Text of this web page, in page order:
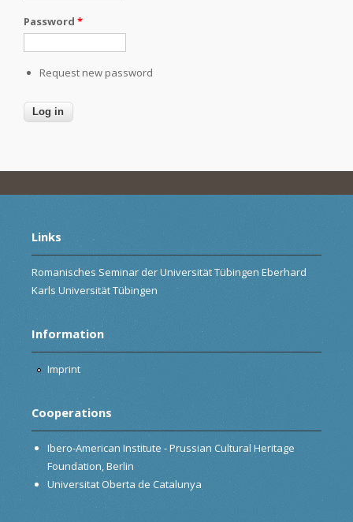
Password *
Request new password
Links
Romanisches Seminar der Universität Tübingen Eberhard
Karls Universität Tübingen
Information
Imprint
Cooperations
Ibero-American Institute - Prussian Cultural Heritage
Foundation, Berlin
Universitat Oberta de Catalunya